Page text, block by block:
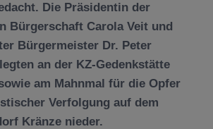
Die Präsidentin der
Bürgerschaft Carola Veit und
Bürgermeister Dr. Peter
an der KZ-Gedenkstätte
am Mahnmal für die Opfer
Verfolgung auf dem
Kränze nieder.